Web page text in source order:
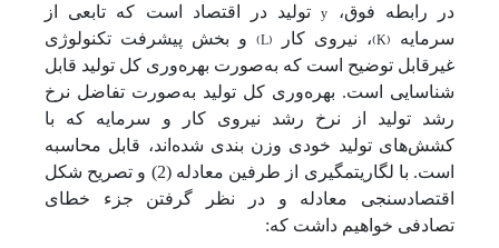
در رابطه فوق، yتولید در اقتصاد است که تابعی از
سرمایه (
K
)، نیروی کار (
L
) و بخش پیشرفت تکنولوژی
غیرقابل توضیح است که به‌صورت بهره‌وری کل تولید قابل
شناسایی است. بهره‌وری کل تولید به‌صورت تفاضل نرخ
رشد تولید از نرخ رشد نیروی کار و سرمایه که با
کشش‌های تولید خودی وزن بندی شده‌اند، قابل محاسبه
است. با لگاریتم­گیری از طرفین معادله (2) و تصریح شکل
اقتصادسنجی معادله و در نظر گرفتن جزء خطای
تصادفی خواهیم داشت که: